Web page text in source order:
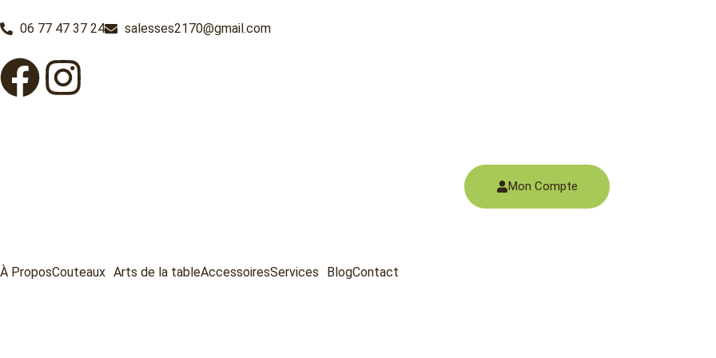
06 77 47 37 24 salesses2170@gmail.com
Mon Compte
À ProposCouteaux Arts de la tableAccessoiresServices BlogContact